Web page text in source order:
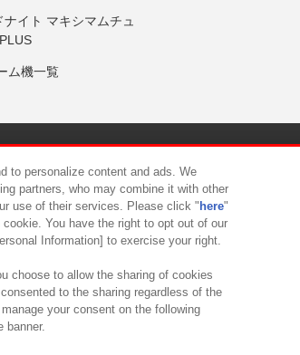
イト マキシマムチュ
ム機一覧
て カスタマーハラスメント対応方針
to personalize content and ads. We
partners, who may combine it with other
use of their services. Please click " here"
You have the right to opt out of our
Information] to exercise your right.
choose to allow the sharing of cookies
to the sharing regardless of the
your consent on the following
banner.